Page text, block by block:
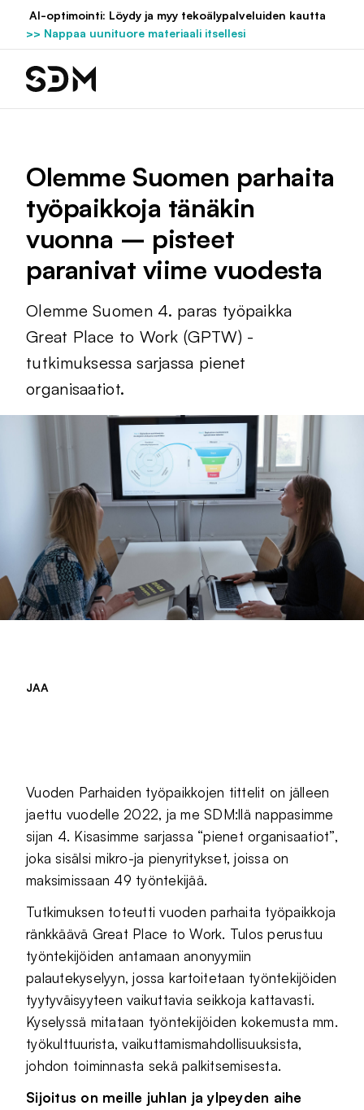
Hyppää
sisältöön
AI-optimointi: Löydy ja myy tekoälypalveluiden kautta
>> Nappaa uunituore materiaali itsellesi
Olemme Suomen parhaita
työpaikkoja tänäkin
vuonna – pisteet
paranivat viime vuodesta
Olemme Suomen 4. paras työpaikka
Great Place to Work (GPTW) -
tutkimuksessa sarjassa pienet
organisaatiot.
JAA
Vuoden Parhaiden työpaikkojen tittelit on jälleen
jaettu vuodelle 2022, ja me SDM:llä nappasimme
sijan 4. Kisasimme sarjassa “pienet organisaatiot”,
joka sisälsi mikro-ja pienyritykset, joissa on
maksimissaan 49 työntekijää.
Tutkimuksen toteutti vuoden parhaita työpaikkoja
ränkkäävä Great Place to Work. Tulos perustuu
työntekijöiden antamaan anonyymiin
palautekyselyyn, jossa kartoitetaan työntekijöiden
tyytyväisyyteen vaikuttavia seikkoja kattavasti.
Kyselyssä mitataan työntekijöiden kokemusta mm.
työkulttuurista, vaikuttamismahdollisuuksista,
johdon toiminnasta sekä palkitsemisesta.
Sijoitus on meille juhlan ja ylpeyden aihe